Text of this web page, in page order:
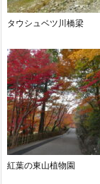
タウシュベツ川橋梁
紅葉の東山植物園